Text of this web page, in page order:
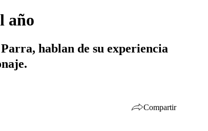
año
hablan de su experiencia
Compartir